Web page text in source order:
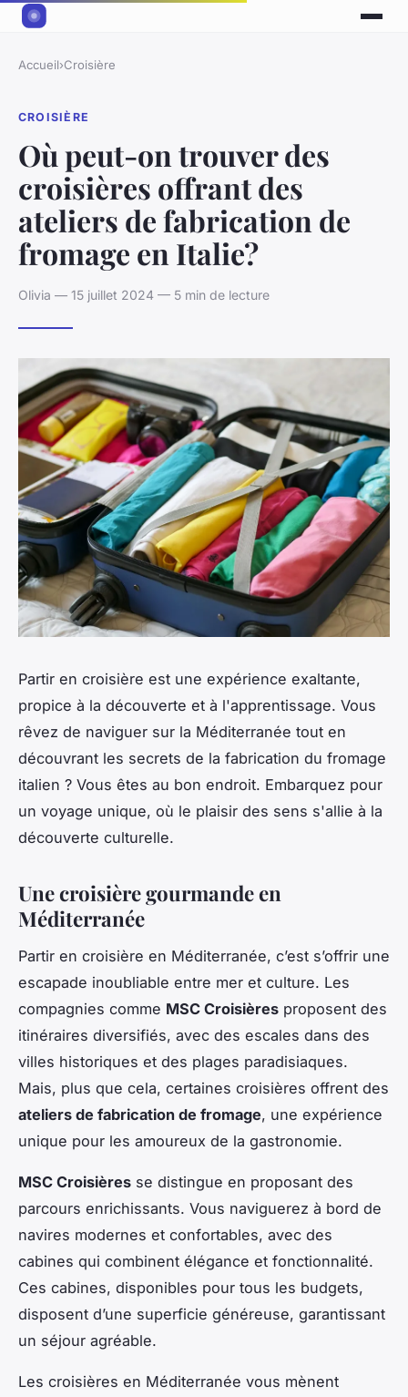
Accueil›Croisière
CROISIÈRE
Où peut-on trouver des
croisières offrant des
ateliers de fabrication de
fromage en Italie?
Olivia — 15 juillet 2024 — 5 min de lecture
Partir en croisière est une expérience exaltante,
propice à la découverte et à l'apprentissage. Vous
rêvez de naviguer sur la Méditerranée tout en
découvrant les secrets de la fabrication du fromage
italien ? Vous êtes au bon endroit. Embarquez pour
un voyage unique, où le plaisir des sens s'allie à la
découverte culturelle.
Une croisière gourmande en
Méditerranée
Partir en croisière en Méditerranée, c’est s’offrir une
escapade inoubliable entre mer et culture. Les
compagnies comme MSC Croisières proposent des
itinéraires diversifiés, avec des escales dans des
villes historiques et des plages paradisiaques.
Mais, plus que cela, certaines croisières offrent des
ateliers de fabrication de fromage, une expérience
unique pour les amoureux de la gastronomie.
MSC Croisières se distingue en proposant des
parcours enrichissants. Vous naviguerez à bord de
navires modernes et confortables, avec des
cabines qui combinent élégance et fonctionnalité.
Ces cabines, disponibles pour tous les budgets,
disposent d’une superficie généreuse, garantissant
un séjour agréable.
Les croisières en Méditerranée vous mènent